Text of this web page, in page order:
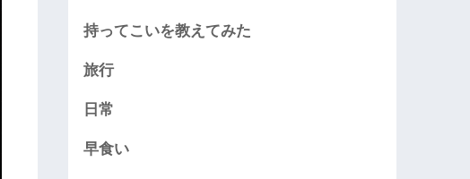
持ってこいを教えてみた
旅行
日常
早食い